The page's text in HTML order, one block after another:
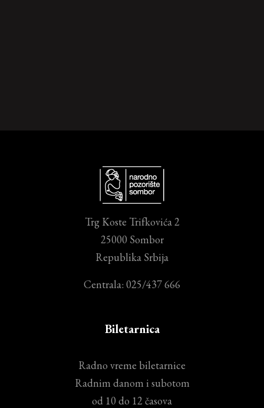
Trg Koste Trifkovića 2
25000 Sombor
Republika Srbija
Centrala: 025/437 666
Biletarnica
Radno vreme biletarnice
Radnim danom i subotom
od 10 do 12 časova